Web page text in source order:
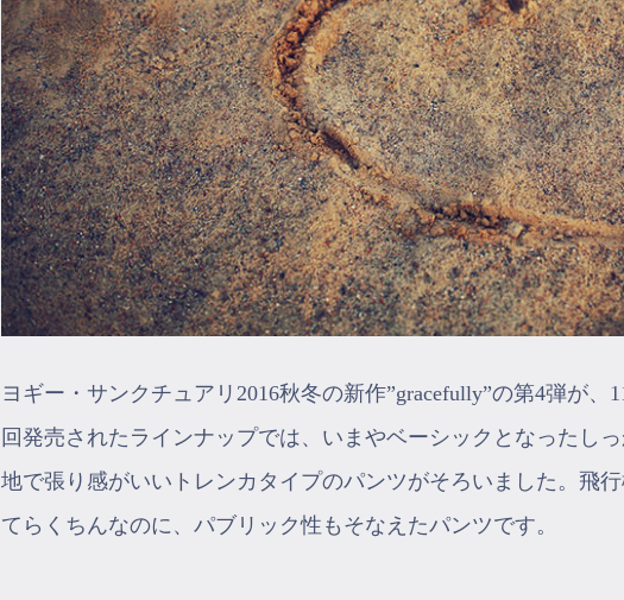
ヨギー・サンクチュアリ2016秋冬の新作”gracefully”の第4弾が
回発売されたラインナップでは、いまやベーシックとなったし
地で張り感がいいトレンカタイプのパンツがそろいました。飛
てらくちんなのに、パブリック性もそなえたパンツです。